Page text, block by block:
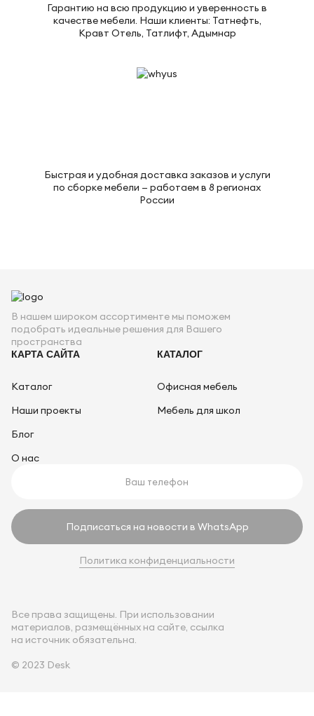
Гарантию на всю продукцию и уверенность в
качестве мебели. Наши клиенты: Татнефть,
Кравт Отель, Татлифт, Адымнар
Быстрая и удобная доставка заказов и услуги
по сборке мебели — работаем в 8 регионах
России
В нашем широком ассортименте мы поможем
подобрать идеальные решения для Вашего
пространства
КАРТА САЙТА
Каталог
Наши проекты
Блог
О нас
КАТАЛОГ
Офисная мебель
Мебель для школ
Подписаться на новости в WhatsApp
Политика конфиденциальности
Все права защищены. При использовании
материалов, размещённых на сайте, ссылка
на источник обязательна.
© 2023 Desk